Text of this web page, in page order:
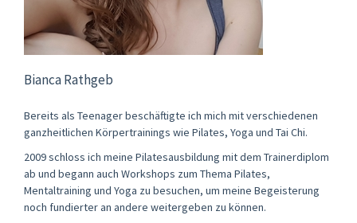
Bianca Rathgeb
Bereits als Teenager beschäftigte ich mich mit verschiedenen
ganzheitlichen Körpertrainings wie Pilates, Yoga und Tai Chi.
2009 schloss ich meine Pilatesausbildung mit dem Trainerdiplom
ab und begann auch Workshops zum Thema Pilates,
Mentaltraining und Yoga zu besuchen, um meine Begeisterung
noch fundierter an andere weitergeben zu können.